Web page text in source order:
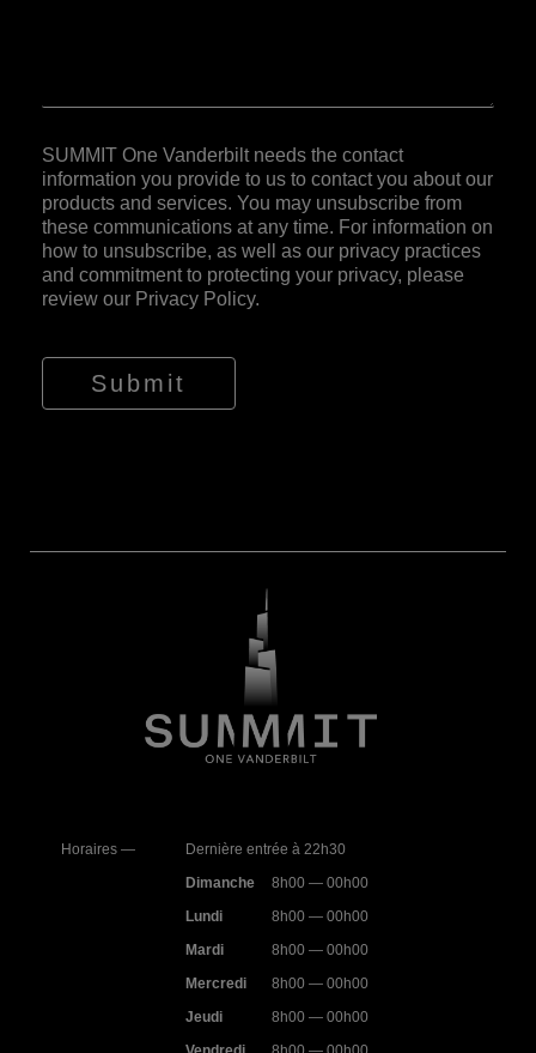
SUMMIT One Vanderbilt needs the contact
information you provide to us to contact you about our
products and services. You may unsubscribe from
these communications at any time. For information on
how to unsubscribe, as well as our privacy practices
and commitment to protecting your privacy, please
review our Privacy Policy.
Submit
Horaires —
Dernière entrée à 22h30
Dimanche
8h00 — 00h00
Lundi
8h00 — 00h00
Mardi
8h00 — 00h00
Mercredi
8h00 — 00h00
Jeudi
8h00 — 00h00